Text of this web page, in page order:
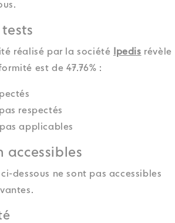
tests
réalisé par la société Ipedis révèle
est de 47.76% :
respectés
applicables
accessibles
dessous ne sont pas accessibles